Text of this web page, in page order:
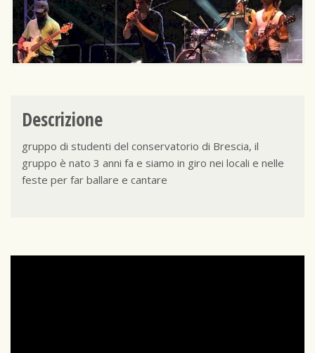
Descrizione
gruppo di studenti del conservatorio di Brescia, il
gruppo è nato 3 anni fa e siamo in giro nei locali e nelle
feste per far ballare e cantare